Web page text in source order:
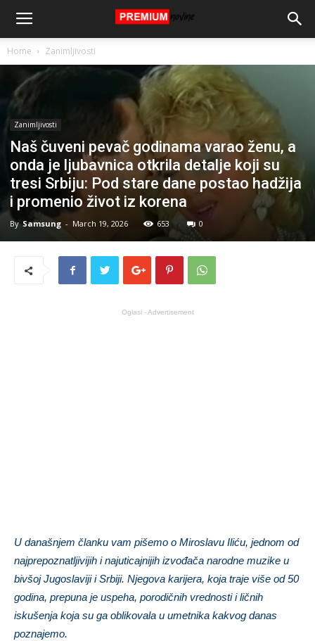
Home Zanimljivosti
Zanimljivosti
Naš čuveni pevač godinama varao ženu, a
onda je ljubavnica otkrila detalje koji su
tresi Srbiju: Pod stare dane postao hadžija
i promenio život iz korena
By Samsung - March 19, 2026 653 0
Oglasi - Advertisement
U današnjem članku vam pišemo o Miroslavu Iliću, jednom od
najprepoznatljivijih i najuticajnijih izvođača narodne muzike u
bivšoj Jugoslaviji i Srbiji. Njegova karijera, koja traje više od 50
godina, prepuna je uspeha, porodičnih vrednosti i ličnih
iskušenja koja su ga oblikovala u umetnika kakvog danas
poznajemo.